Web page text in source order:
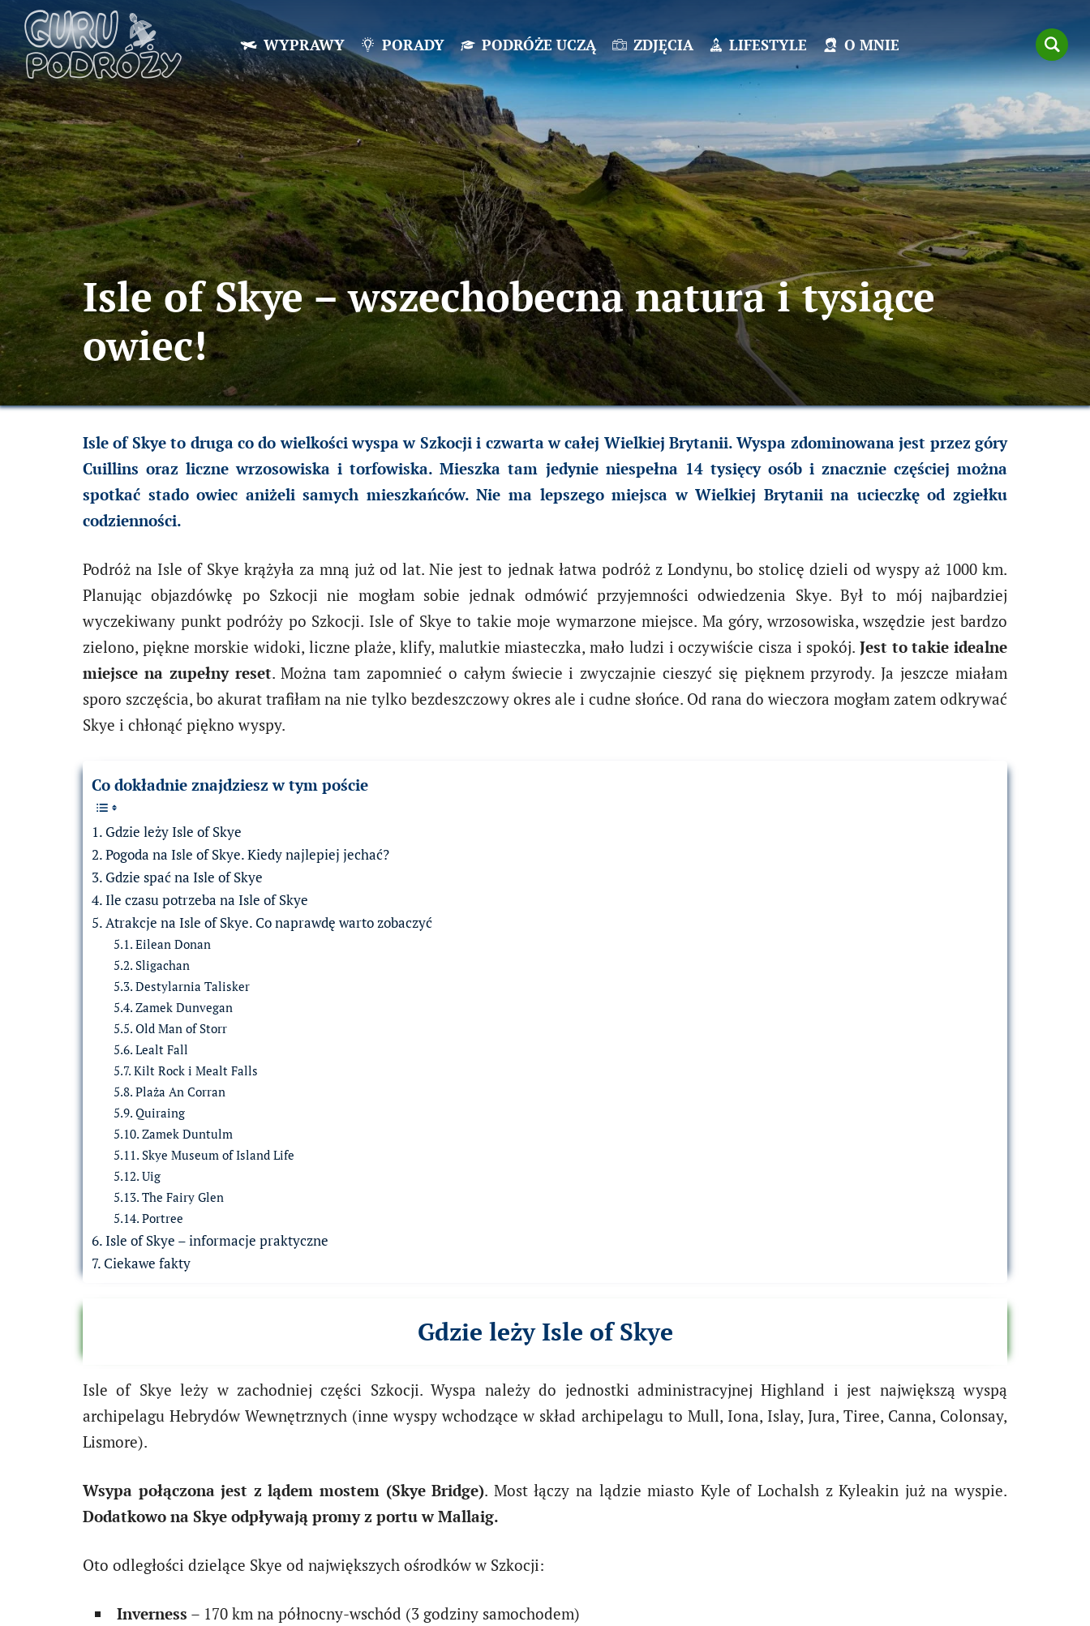
WYPRAWY PORADY PODRÓŻE UCZĄ ZDJĘCIA LIFESTYLE O MNIE
Isle of Skye – wszechobecna natura i tysiące
owiec!
Isle of Skye to druga co do wielkości wyspa w Szkocji i czwarta w całej Wielkiej Brytanii. Wyspa zdominowana jest przez góry
Cuillins oraz liczne wrzosowiska i torfowiska. Mieszka tam jedynie niespełna 14 tysięcy osób i znacznie częściej można
spotkać stado owiec aniżeli samych mieszkańców. Nie ma lepszego miejsca w Wielkiej Brytanii na ucieczkę od zgiełku
codzienności.
Podróż na Isle of Skye krążyła za mną już od lat. Nie jest to jednak łatwa podróż z Londynu, bo stolicę dzieli od wyspy aż 1000 km.
Planując objazdówkę po Szkocji nie mogłam sobie jednak odmówić przyjemności odwiedzenia Skye. Był to mój najbardziej
wyczekiwany punkt podróży po Szkocji. Isle of Skye to takie moje wymarzone miejsce. Ma góry, wrzosowiska, wszędzie jest bardzo
zielono, piękne morskie widoki, liczne plaże, klify, malutkie miasteczka, mało ludzi i oczywiście cisza i spokój. Jest to takie idealne
miejsce na zupełny reset. Można tam zapomnieć o całym świecie i zwyczajnie cieszyć się pięknem przyrody. Ja jeszcze miałam
sporo szczęścia, bo akurat trafiłam na nie tylko bezdeszczowy okres ale i cudne słońce. Od rana do wieczora mogłam zatem odkrywać
Skye i chłonąć piękno wyspy.
Co dokładnie znajdziesz w tym poście
Gdzie leży Isle of Skye
Pogoda na Isle of Skye. Kiedy najlepiej jechać?
Gdzie spać na Isle of Skye
Ile czasu potrzeba na Isle of Skye
Atrakcje na Isle of Skye. Co naprawdę warto zobaczyć
Eilean Donan
Sligachan
Destylarnia Talisker
Zamek Dunvegan
Old Man of Storr
Lealt Fall
Kilt Rock i Mealt Falls
Plaża An Corran
Quiraing
Zamek Duntulm
Skye Museum of Island Life
Uig
The Fairy Glen
Portree
Isle of Skye – informacje praktyczne
Ciekawe fakty
Gdzie leży Isle of Skye
Isle of Skye leży w zachodniej części Szkocji. Wyspa należy do jednostki administracyjnej Highland i jest największą wyspą
archipelagu Hebrydów Wewnętrznych (inne wyspy wchodzące w skład archipelagu to Mull, Iona, Islay, Jura, Tiree, Canna, Colonsay,
Lismore).
Wsypa połączona jest z lądem mostem (Skye Bridge). Most łączy na lądzie miasto Kyle of Lochalsh z Kyleakin już na wyspie.
Dodatkowo na Skye odpływają promy z portu w Mallaig.
Oto odległości dzielące Skye od największych ośrodków w Szkocji:
Inverness – 170 km na północny-wschód (3 godziny samochodem)